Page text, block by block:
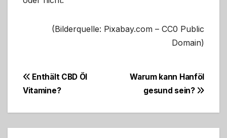
(Bilderquelle: Pixabay.com – CC0 Public
Domain)
BeitragsnavigationWarum kann Hanföl
gesund sein?
Enthält CBD Öl
Vitamine?